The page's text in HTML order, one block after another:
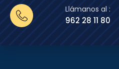
Llámanos al :
962 28 11 80